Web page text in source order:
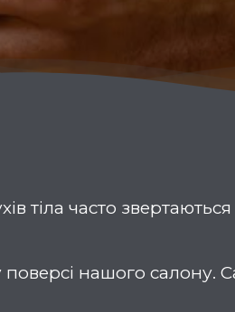
тіла часто
нашого салону.